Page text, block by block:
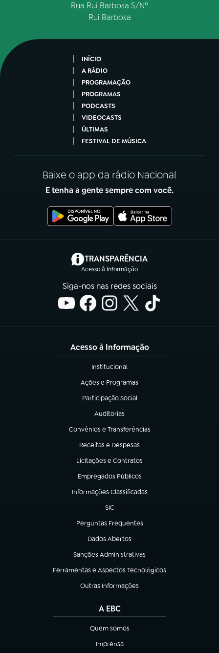
Rua Rui Barbosa S/Nº
Rui Barbosa
INÍCIO
A RÁDIO
PROGRAMAÇÃO
PROGRAMAS
PODCASTS
VIDEOCASTS
ÚLTIMAS
FESTIVAL DE MÚSICA
Baixe o app da rádio Nacional
E tenha a gente sempre com você.
TRANSPARÊNCIA
Acesso à Informação
(abre em nova aba)
Siga-nos nas redes sociais
Acesso à Informação
Institucional
(abre em nova aba)
Ações e Programas
(abre em nova aba)
Participação Social
(abre em nova aba)
Auditorias
(abre em nova aba)
Convênios e Transferências
(abre em nova aba)
Receitas e Despesas
(abre em nova aba)
Licitações e Contratos
(abre em nova aba)
Empregados Públicos
(abre em nova aba)
Informações Classificadas
(abre em nova aba)
SIC
(abre em nova aba)
Perguntas Frequentes
(abre em nova aba)
Dados Abertos
(abre em nova aba)
Sanções Administrativas
(abre em nova aba)
Ferramentas e Aspectos Tecnológicos
(abre em nova aba)
Outras Informações
(abre em nova aba)
A EBC
Quem somos
(abre em nova aba)
Imprensa
(abre em nova aba)